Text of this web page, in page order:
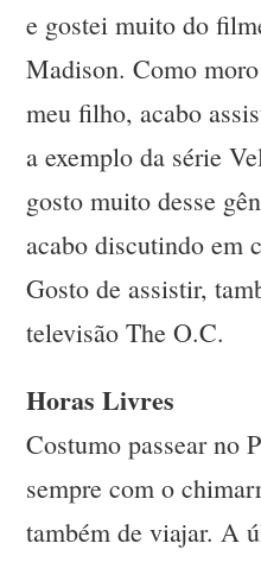
e gostei muito do
Madison. Como
meu filho, acabo
a exemplo da série
gosto muito desse
acabo discutindo em
Gosto de assistir,
televisão The O.C.
Horas Livres
Costumo passear no
sempre com o
também de viajar. A